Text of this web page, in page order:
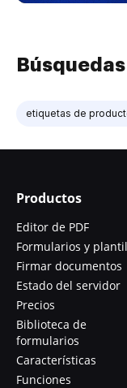
etiquetas de
Productos
Editor de PDF
Formularios y
Firmar documentos
Estado del servidor
Precios
Biblioteca de
formularios
Características
Funciones